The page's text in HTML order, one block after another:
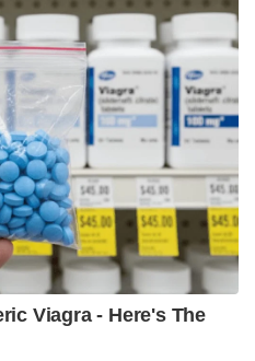
കസ്റ്റഡിയിലെടുത്തത്.
നിദ ഖാൻ
കേസിൽ കൂടുതൽ
നടന്നു
അറിയിച്ചു.
Nida Khan arrested